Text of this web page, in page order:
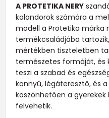
A PROTETIKA NERY
kalandorok számára a
modell a Protetika márka
termékcsaládjába
mértékben tiszteletben
természetes formáját, és
teszi a szabad és
könnyű, légáteresztő, és
köszönhetően a
felvehetik.